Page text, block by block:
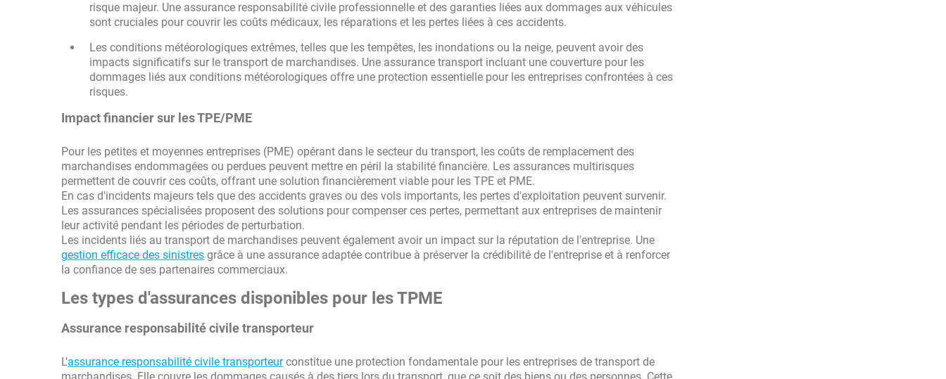
risque majeur. Une assurance responsabilité civile professionnelle et des garanties liées aux dommages aux véhicules
sont cruciales pour couvrir les coûts médicaux, les réparations et les pertes liées à ces accidents.
Les conditions météorologiques extrêmes, telles que les tempêtes, les inondations ou la neige, peuvent avoir des
impacts significatifs sur le transport de marchandises. Une assurance transport incluant une couverture pour les
dommages liés aux conditions météorologiques offre une protection essentielle pour les entreprises confrontées à ces
risques.
Impact financier sur les TPE/PME
Pour les petites et moyennes entreprises (PME) opérant dans le secteur du transport, les coûts de remplacement des
marchandises endommagées ou perdues peuvent mettre en péril la stabilité financière. Les assurances multirisques
permettent de couvrir ces coûts, offrant une solution financièrement viable pour les TPE et PME.
En cas d'incidents majeurs tels que des accidents graves ou des vols importants, les pertes d'exploitation peuvent survenir.
Les assurances spécialisées proposent des solutions pour compenser ces pertes, permettant aux entreprises de maintenir
leur activité pendant les périodes de perturbation.
Les incidents liés au transport de marchandises peuvent également avoir un impact sur la réputation de l'entreprise. Une
gestion efficace des sinistres grâce à une assurance adaptée contribue à préserver la crédibilité de l'entreprise et à renforcer
la confiance de ses partenaires commerciaux.
Les types d'assurances disponibles pour les TPME
Assurance responsabilité civile transporteur
L'assurance responsabilité civile transporteurconstitue une protection fondamentale pour les entreprises de transport de